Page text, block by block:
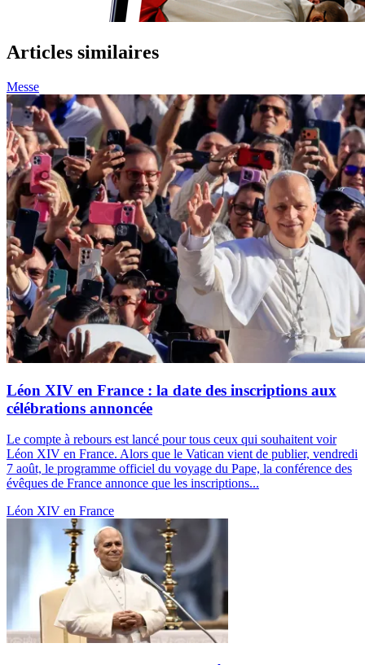
Articles similaires
Messe
Léon XIV en France : la date des inscriptions aux
célébrations annoncée
Le compte à rebours est lancé pour tous ceux qui souhaitent voir
Léon XIV en France. Alors que le Vatican vient de publier, vendredi
7 août, le programme officiel du voyage du Pape, la conférence des
évêques de France annonce que les inscriptions...
Léon XIV en France